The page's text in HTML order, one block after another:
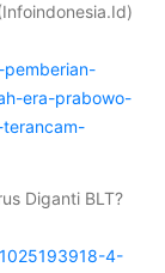
era-prabowo-
Diganti BLT?
4-